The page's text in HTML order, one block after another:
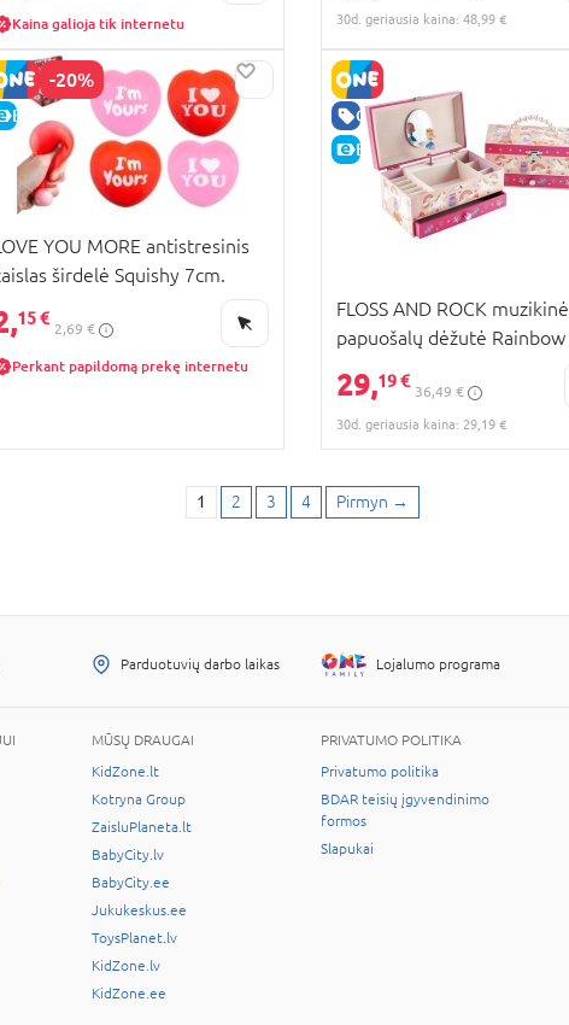
Kaina galioja tik internetu 30d. geriausia kaina: 48,99 €
-20%
E-KAINA
YOU MORE antistresinis
širdelė Squishy 7cm.
15 €
2,69 €
Perkant papildomą prekę internetu
GERA KAINA
E-KAINA
FLOSS AND ROCK muzikinė
papuošalų dėžutė Rainbow
29,19 €
36,49 €
30d. geriausia kaina: 29,19 €
1 2 3 4 Pirmyn →
Parduotuvių darbo laikas Lojalumo programa
MŪSŲ DRAUGAI
KidZone.lt
Kotryna Group
ZaisluPlaneta.lt
BabyCity.lv
BabyCity.ee
Jukukeskus.ee
ToysPlanet.lv
KidZone.lv
KidZone.ee
PRIVATUMO POLITIKA
Privatumo politika
BDAR teisių įgyvendinimo
formos
Slapukai